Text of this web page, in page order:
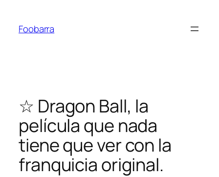
contenido
Foobarra
☆ Dragon Ball, la
película que nada
tiene que ver con la
franquicia original.